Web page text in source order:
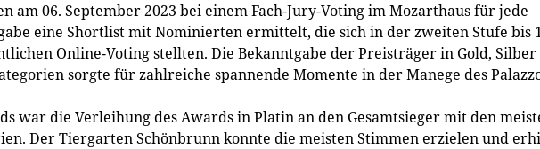
am 06. September 2023 bei einem Fach-Jury-Voting im Mozarthaus für jede
eine Shortlist mit Nominierten ermittelt, die sich in der zweiten Stufe bis
Online-Voting stellten. Die Bekanntgabe der Preisträger in Gold, Silber
sorgte für zahlreiche spannende Momente in der Manege des
war die Verleihung des Awards in Platin an den Gesamtsieger mit den
Der Tiergarten Schönbrunn konnte die meisten Stimmen erzielen und